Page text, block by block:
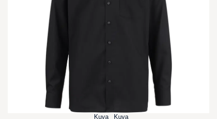
Avaa tuotekuva suurennettuna
Kuva
Kuva